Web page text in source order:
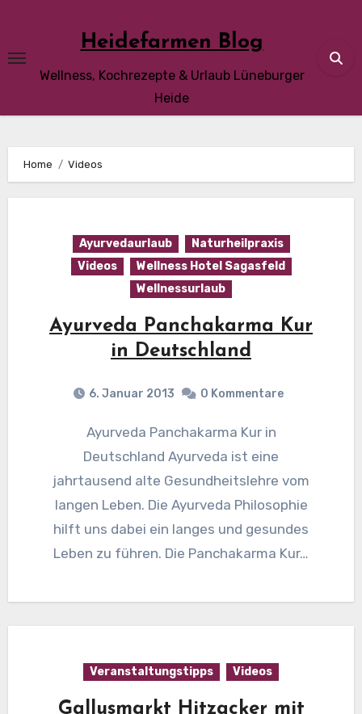
content
Heidefarmen Blog
Wellness, Kochrezepte & Urlaub Lüneburger
Heide
Home Videos
Ayurvedaurlaub
Naturheilpraxis
Videos
Wellness Hotel Sagasfeld
Wellnessurlaub
Ayurveda Panchakarma Kur
in Deutschland
6. Januar 2013 0 Kommentare
Ayurveda Panchakarma Kur in
Deutschland Ayurveda ist eine
jahrtausend alte Gesundheitslehre vom
langen Leben. Die Ayurveda Philosophie
hilft uns dabei ein langes und gesundes
Leben zu führen. Die Panchakarma Kur…
Veranstaltungstipps Videos
Gallusmarkt Hitzacker mit